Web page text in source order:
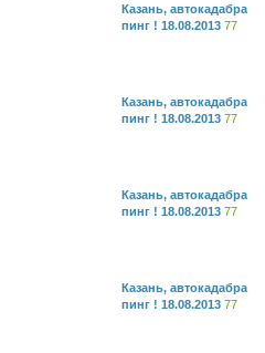
Казань, автокадабра
пинг ! 18.08.2013 77
Казань, автокадабра
пинг ! 18.08.2013 77
Казань, автокадабра
пинг ! 18.08.2013 77
Казань, автокадабра
пинг ! 18.08.2013 77